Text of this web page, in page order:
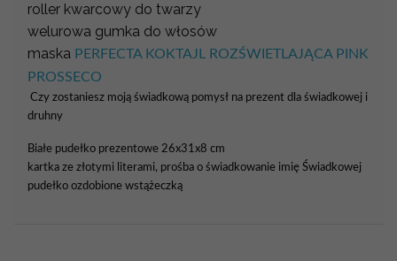
roller kwarcowy do twarzy
welurowa gumka do włosów
maska PERFECTA KOKTAJL ROZŚWIETLAJĄCA PINK
PROSSECO
Czy zostaniesz moją świadkową pomysł na prezent dla świadkowej i
druhny
Białe pudełko prezentowe 26x31x8 cm
kartka ze złotymi literami, prośba o świadkowanie imię Świadkowej
pudełko ozdobione wstążeczką